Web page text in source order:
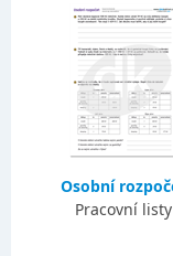
Osobní
Pracovní listy